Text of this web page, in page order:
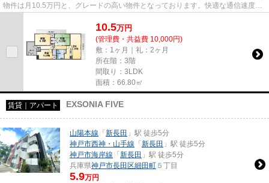
物件は月10.5万円と、グレードの高い物件となっております。快適な通信速度で
10.5万円
(管理費・共益費 10,000円)
敷：1ヶ月｜礼：2ヶ月
所在階：3階
間取り：3LDK
面積：66.80㎡
賃貸｜アパート EXSONIA FIVE
山陽本線 「 新長田 」駅 徒歩5分
神戸市西神・山手線 「 新長田 」駅 徒歩5分
神戸市海岸線 「 新長田 」駅 徒歩5分
兵庫県神戸市長田区細田町 ５丁目
5.9万円